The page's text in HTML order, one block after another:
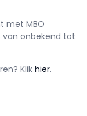
met MBO
van onbekend tot
Klikhier.